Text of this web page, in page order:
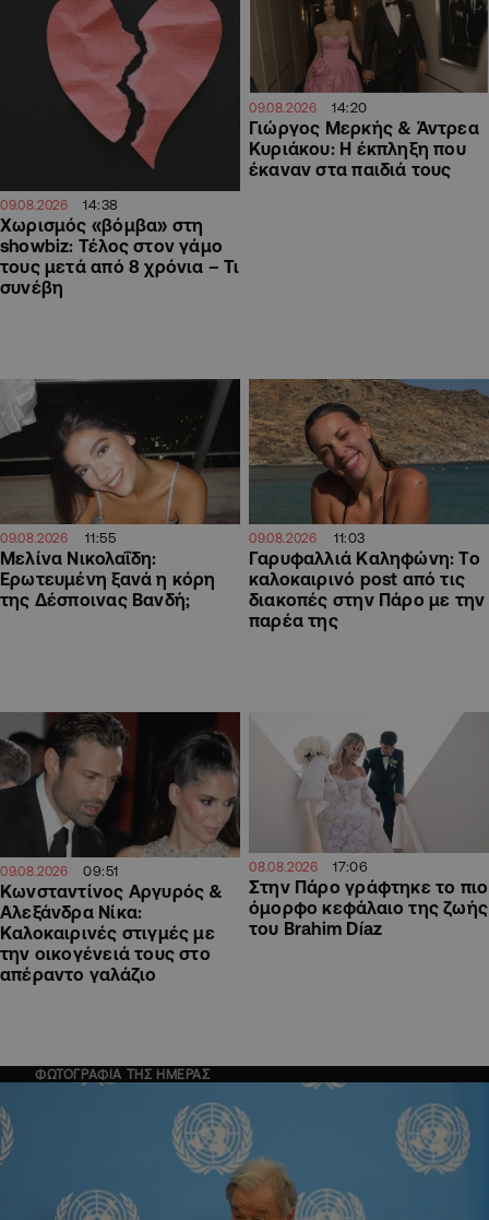
09.08.2026 14:38
Χωρισμός «βόμβα» στη
showbiz: Τέλος στον γάμο
τους μετά από 8 χρόνια – Τι
συνέβη
09.08.2026 14:20
Γιώργος Μερκής & Άντρεα
Κυριάκου: Η έκπληξη που
έκαναν στα παιδιά τους
09.08.2026 11:55
Μελίνα Νικολαΐδη:
Ερωτευμένη ξανά η κόρη
της Δέσποινας Βανδή;
09.08.2026 11:03
Γαρυφαλλιά Καληφώνη: To
καλοκαιρινό post από τις
διακοπές στην Πάρο με την
παρέα της
09.08.2026 09:51
Κωνσταντίνος Αργυρός &
Αλεξάνδρα Νίκα:
Καλοκαιρινές στιγμές με
την οικογένειά τους στο
απέραντο γαλάζιο
08.08.2026 17:06
Στην Πάρο γράφτηκε το πιο
όμορφο κεφάλαιο της ζωής
του Brahim Díaz
ΦΩΤΟΓΡΑΦΙΑ ΤΗΣ ΗΜΕΡΑΣ